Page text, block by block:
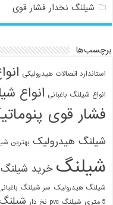
شیلنگ نخدار فشار قوی
برچسب‌ها
استاندارد اتصالات هیدرولیکی
انواع شیلنگ باغبانی انواع
فشار قوی
شیلنگ هیدرولیک بهترین
شیلنگ خرید
شیلنگ هیدرولیک سر شیلنگ
5 متری
شیلنگ pvc نخ دار